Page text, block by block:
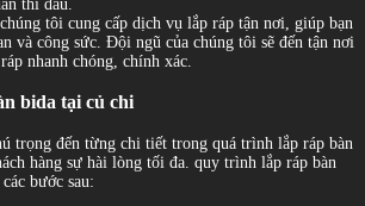
thi đấu.
tôi cung cấp dịch vụ lắp ráp tận nơi, giúp bạn
và công sức. Đội ngũ của chúng tôi sẽ đến tận nơi
nhanh chóng, chính xác.
bida tại củ chi
trọng đến từng chi tiết trong quá trình lắp ráp bàn
hàng sự hài lòng tối đa. quy trình lắp ráp bàn
bước sau: